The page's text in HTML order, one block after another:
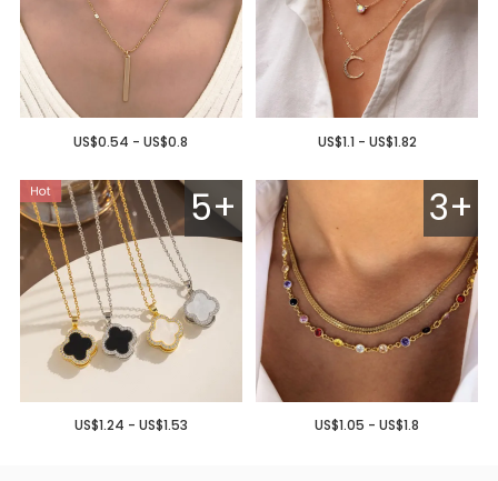
US$1.1 - US$1.82
US$0.54 - US$0.8
3+
US$1.05 - US$1.8
5+
US$1.24 - US$1.53